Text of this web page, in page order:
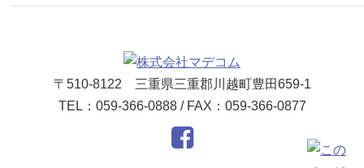
〒510-8122 三重県三重郡川越町豊田659-1
TEL：059-366-0888 / FAX：059-366-0877